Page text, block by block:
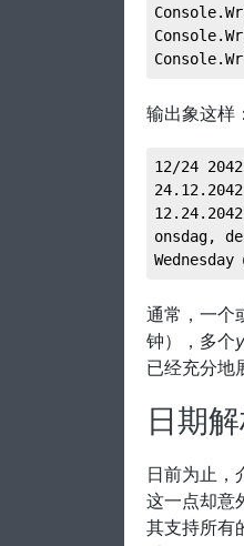
输出象这样：
12/24 2042
24.12.2042
onsdag,
Wednesday
通常，一个
钟），多个y
已经充分地
日期
日前为止，
这一点却意
其支持所有